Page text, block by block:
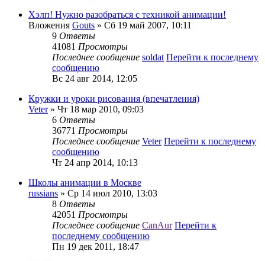
Хэлп! Нужно разобраться с техникой анимации!
Вложения Gouts » Сб 19 май 2007, 10:11
9 Ответы
41081 Просмотры
Последнее сообщение soldat Перейти к последнему
сообщению
Вс 24 авг 2014, 12:05
Кружки и уроки рисования (впечатления)
Veter» Чт 18 мар 2010, 09:03
6 Ответы
36771 Просмотры
Последнее сообщение Veter Перейти к последнему
сообщению
Чт 24 апр 2014, 10:13
Школы анимации в Москве
russians » Ср 14 июл 2010, 13:03
8 Ответы
42051 Просмотры
Последнее сообщение CanAur Перейти к
последнему сообщению
Пн 19 дек 2011, 18:47